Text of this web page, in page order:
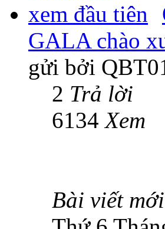
GALA chào
gửi bởi
2 Trả lời
6134Xem
Bài viết